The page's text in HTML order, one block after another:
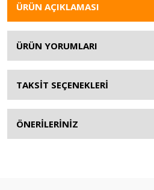
ÜRÜN AÇIKLAMASI
ÜRÜN YORUMLARI
TAKSİT SEÇENEKLERİ
ÖNERİLERİNİZ